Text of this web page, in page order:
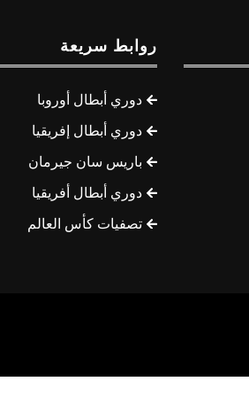
روابط سريعة
دوري أبطال أوروبا
دوري أبطال إفريقيا
باريس سان جيرمان
دوري أبطال أفريقيا
تصفيات كأس العالم